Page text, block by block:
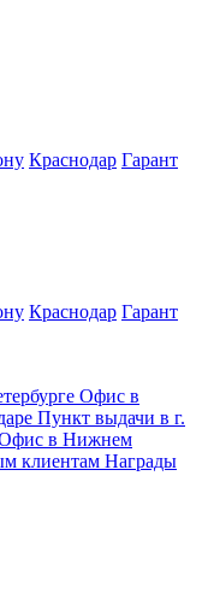
Краснодар Гарант
Краснодар Гарант
Офис в
Пункт выдачи в г.
в Нижнем
клиентам Награды